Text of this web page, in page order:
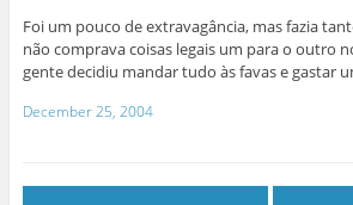
Foi um pouco de extravagância, mas fazia
não comprava coisas legais um para o outro
gente decidiu mandar tudo às favas e gastar
December 25, 2004